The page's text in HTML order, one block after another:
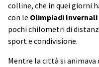
colline, che in quei giorni
con le Olimpiadi
pochi chilometri di
sport e condivisione.
Mentre la città si animava